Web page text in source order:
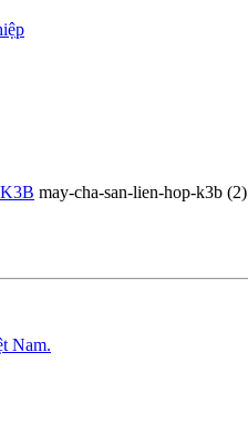
may-cha-san-lien-hop-k3b (2)
Nam.